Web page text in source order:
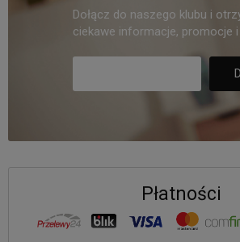
Dołącz do naszego klubu i
ciekawe informacje, promocje i
Płatności